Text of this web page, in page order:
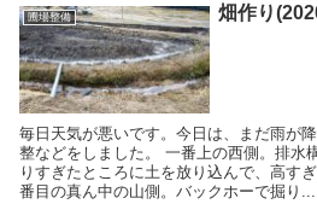
圃場整備 畑作り
毎日天気が悪いです。今日は、まだ雨が
整などをしました。 一番上の西側。排水
りすぎたところに土を放り込んで、高す
番目の真ん中の山側。バックホーで掘り...